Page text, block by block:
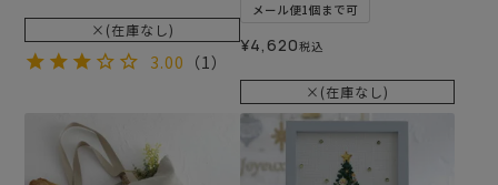
×(在庫なし)
3.00 （1）
メール便1個まで可
¥4,620税込
×(在庫なし)